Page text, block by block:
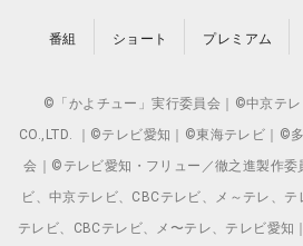
番組 ショート プレミアム
©「かよチュー」実行委員会｜©中京テ
CO.,LTD. ｜©テレビ愛知｜©東海テレビ｜©
会｜©テレビ愛知・フリュー／徹之進製作
ビ、中京テレビ、CBCテレビ、メ～テレ、
テレビ、CBCテレビ、メ〜テレ、テレビ愛